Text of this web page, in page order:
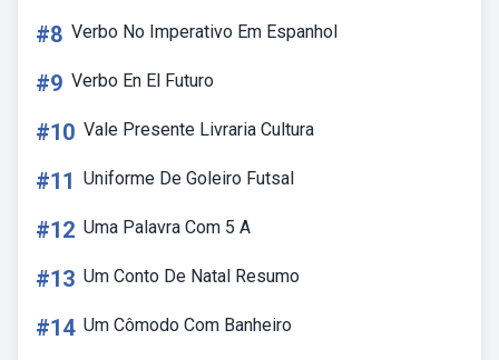
#8 Verbo No Imperativo Em Espanhol
#9 Verbo En El Futuro
#10 Vale Presente Livraria Cultura
#11 Uniforme De Goleiro Futsal
#12 Uma Palavra Com 5 A
#13 Um Conto De Natal Resumo
#14 Um Cômodo Com Banheiro